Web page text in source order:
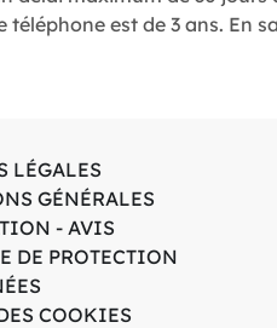
est de 3 ans. En
LÉGALES
GÉNÉRALES
- AVIS
DE PROTECTION
COOKIES